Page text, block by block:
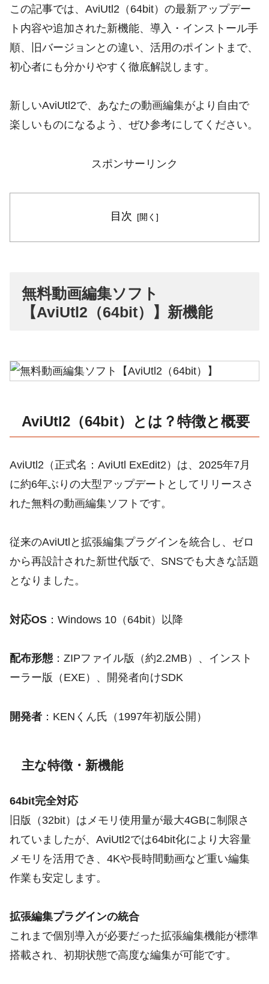
この記事では、AviUtl2（64bit）の最新アップデー
ト内容や追加された新機能、導入・インストール手
順、旧バージョンとの違い、活用のポイントまで、
初心者にも分かりやすく徹底解説します。
新しいAviUtl2で、あなたの動画編集がより自由で
楽しいものになるよう、ぜひ参考にしてください。
スポンサーリンク
目次
無料動画編集ソフト
【AviUtl2（64bit）】新機能
AviUtl2（64bit）とは？特徴と概要
AviUtl2（正式名：AviUtl ExEdit2）は、2025年7月
に約6年ぶりの大型アップデートとしてリリースさ
れた無料の動画編集ソフトです。
従来のAviUtlと拡張編集プラグインを統合し、ゼロ
から再設計された新世代版で、SNSでも大きな話題
となりました。
対応OS ：Windows 10（64bit）以降
配布形態 ：ZIPファイル版（約2.2MB）、インスト
ーラー版（EXE）、開発者向けSDK
開発者 ：KENくん氏（1997年初版公開）
主な特徴・新機能
64bit完全対応
旧版（32bit）はメモリ使用量が最大4GBに制限さ
れていましたが、AviUtl2では64bit化により大容量
メモリを活用でき、4Kや長時間動画など重い編集
作業も安定します。
拡張編集プラグインの統合
これまで個別導入が必要だった拡張編集機能が標準
搭載され、初期状態で高度な編集が可能です。